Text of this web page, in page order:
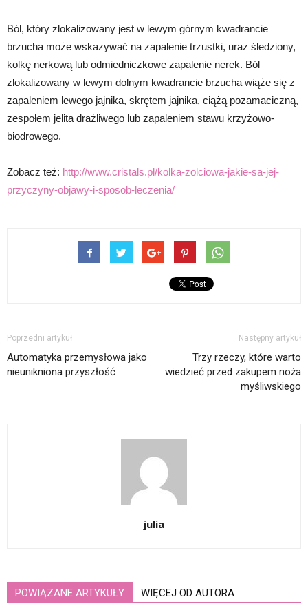
Ból, który zlokalizowany jest w lewym górnym kwadrancie
brzucha może wskazywać na zapalenie trzustki, uraz śledziony,
kolkę nerkową lub odmiedniczkowe zapalenie nerek. Ból
zlokalizowany w lewym dolnym kwadrancie brzucha wiąże się z
zapaleniem lewego jajnika, skrętem jajnika, ciążą pozamaciczną,
zespołem jelita drażliwego lub zapaleniem stawu krzyżowo-
biodrowego.
Zobacz też: http://www.cristals.pl/kolka-zolciowa-jakie-sa-jej-
przyczyny-objawy-i-sposob-leczenia/
Poprzedni artykuł
Automatyka przemysłowa jako
nieunikniona przyszłość
Następny artykuł
Trzy rzeczy, które warto
wiedzieć przed zakupem noża
myśliwskiego
julia
POWIĄZANE ARTYKUŁY WIĘCEJ OD AUTORA